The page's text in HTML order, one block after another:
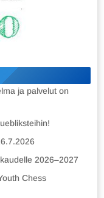
ja palvelut on
2026–2027
Chess